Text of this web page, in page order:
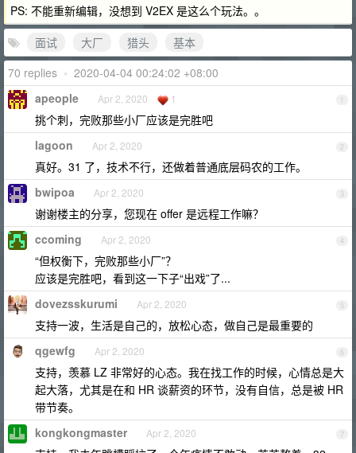
PS: 不能重新编辑，没想到 V2EX 是这么个玩法。。
面试
大厂 猎头
基本
70 replies • 2020-04-04 00:24:02 +08:00
1
apeople Apr 2, 2020 1
挑个刺，完败那些小厂应该是完胜吧
2
lagoon Apr 2, 2020
真好。31 了，技术不行，还做着普通底层码农的工作。
3
bwipoa Apr 2, 2020
谢谢楼主的分享，您现在 offer 是远程工作嘛？
4
ccoming Apr 2, 2020
“但权衡下，完败那些小厂”？
应该是完胜吧，看到这一下子“出戏”了...
5
dovezsskurumi Apr 2, 2020
支持一波，生活是自己的，放松心态，做自己是最重要的
6
qgewfg Apr 2, 2020
支持，羡慕 LZ 非常好的心态。我在找工作的时候，心情总是大
起大落，尤其是在和 HR 谈薪资的环节，没有自信，总是被 HR
带节奏。
7
kongkongmaster Apr 2, 2020